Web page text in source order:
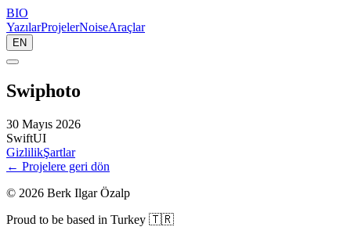
BIO
YazılarProjelerNoiseAraçlar
EN
Swiphoto
30 Mayıs 2026
SwiftUI
GizlilikŞartlar
← Projelere geri dön
© 2026 Berk Ilgar Özalp
Proud to be based in Turkey 🇹🇷